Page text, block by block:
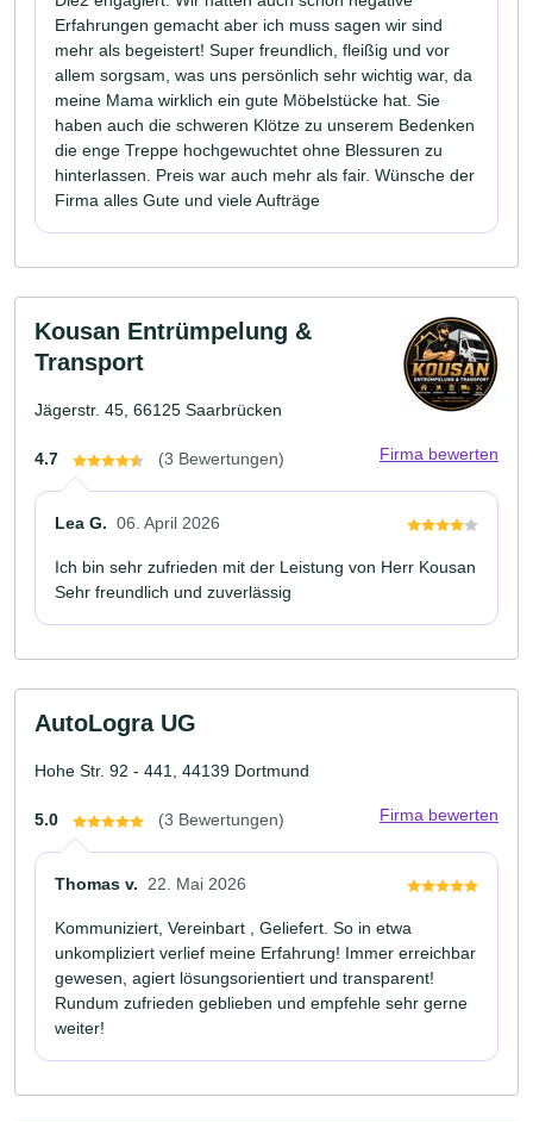
Erfahrungen gemacht aber ich muss sagen wir sind
mehr als begeistert! Super freundlich, fleißig und vor
allem sorgsam, was uns persönlich sehr wichtig war, da
meine Mama wirklich ein gute Möbelstücke hat. Sie
haben auch die schweren Klötze zu unserem Bedenken
die enge Treppe hochgewuchtet ohne Blessuren zu
hinterlassen. Preis war auch mehr als fair. Wünsche der
Firma alles Gute und viele Aufträge
Kousan Entrümpelung &
Transport
Jägerstr. 45, 66125 Saarbrücken
4.7 (3 Bewertungen) Firma bewerten
Lea G. 06. April 2026
Ich bin sehr zufrieden mit der Leistung von Herr Kousan
Sehr freundlich und zuverlässig
AutoLogra UG
Hohe Str. 92 - 441, 44139 Dortmund
5.0 (3 Bewertungen) Firma bewerten
Thomas v. 22. Mai 2026
Kommuniziert, Vereinbart , Geliefert. So in etwa
unkompliziert verlief meine Erfahrung! Immer erreichbar
gewesen, agiert lösungsorientiert und transparent!
Rundum zufrieden geblieben und empfehle sehr gerne
weiter!